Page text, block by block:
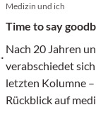
Medizin und ich
Time to say
Nach 20 Jahren
verabschiedet
letzten Kolumne
Rückblick auf